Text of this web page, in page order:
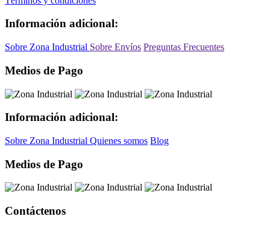
Información adicional:
Sobre Zona Industrial Sobre Envíos Preguntas Frecuentes
Medios de Pago
Información adicional:
Sobre Zona Industrial Quienes somos Blog
Medios de Pago
Contáctenos